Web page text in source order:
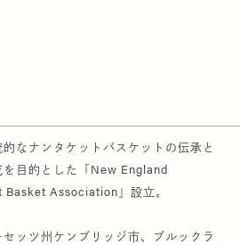
なナンタケットバスケットの伝承と
を目的とした「New England
Association」設立。
ッツ州ケンブリッジ市、ブルックラ